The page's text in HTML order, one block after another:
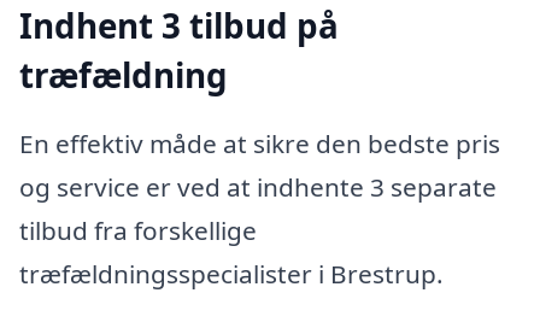
Indhent 3 tilbud på
træfældning
En effektiv måde at sikre den bedste pris
og service er ved at indhente 3 separate
tilbud fra forskellige
træfældningsspecialister i Brestrup.